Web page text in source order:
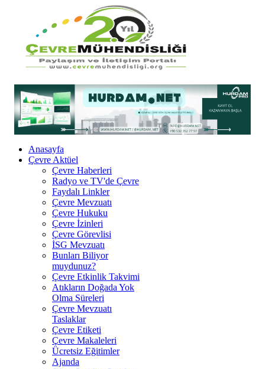
Anasayfa
Çevre Aktüel
Çevre Haberleri
Radyo ve TV'de Çevre
Faydalı Linkler
Çevre Mevzuatı
Çevre Hukuku
Çevre İzinleri
Çevre Görevlisi
İSG Mevzuatı
Bunları Biliyor
muydunuz?
Çevre Etkinlik Takvimi
Atıkların Doğada Yok
Olma Süreleri
Çevre Mevzuatı
Taslaklar
Çevre Etiketi
Çevre Makaleleri
Ücretsiz Eğitimler
Ajanda